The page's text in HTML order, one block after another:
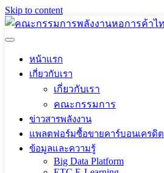
Skip to content
หน้าแรก
เกี่ยวกับเรา
เกี่ยวกับเรา
คณะกรรมการ
ข่าวสารพลังงาน
แพลตฟอร์มซื้อขายคาร์บอนเครดิต
ข้อมูลและความรู้
Big Data Platform